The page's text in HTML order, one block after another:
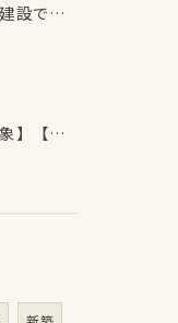
このたび、平林建設では、お子さまが木とふれあい・木について学...
【移住支援金対象】【未経験歓迎】大多喜町で「見えないところも...